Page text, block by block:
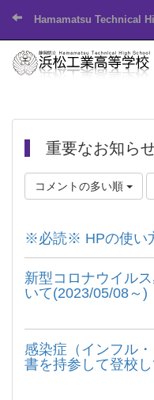
Hamamatsu Technical
重要なお知ら
コメントの多い順
※必読※ HPの使い
新型コロナウイル
いて(2023/05/08～)
感染症（インフル
書を持参して登校